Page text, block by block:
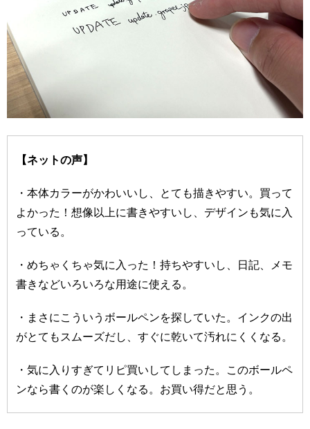
【ネットの声】
・本体カラーがかわいいし、とても描きやすい。買って
よかった！想像以上に書きやすいし、デザインも気に入
っている。
・めちゃくちゃ気に入った！持ちやすいし、日記、メモ
書きなどいろいろな用途に使える。
・まさにこういうボールペンを探していた。インクの出
がとてもスムーズだし、すぐに乾いて汚れにくくなる。
・気に入りすぎてリピ買いしてしまった。このボールペ
ンなら書くのが楽しくなる。お買い得だと思う。